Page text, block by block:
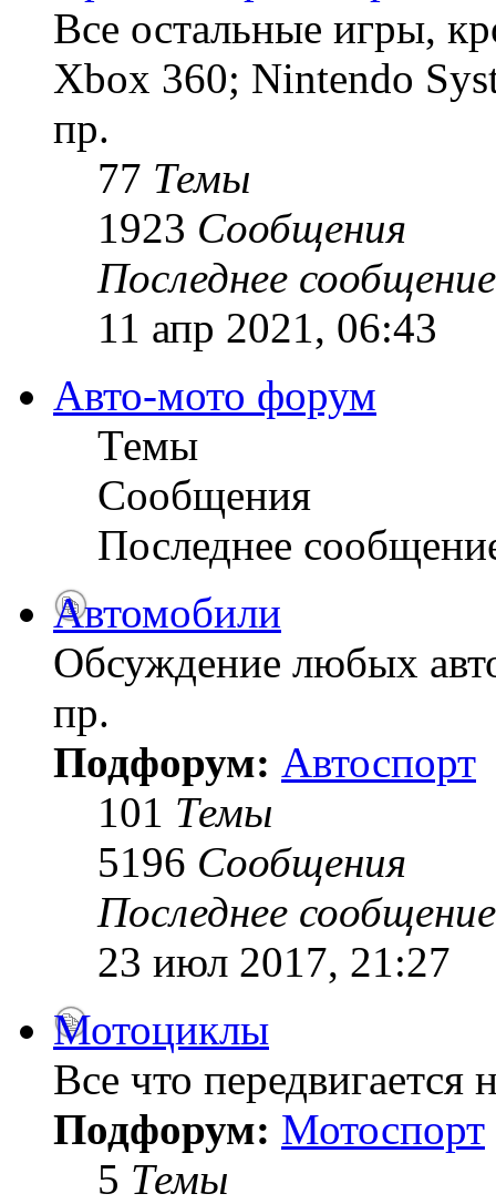
Все остальные игры,
Xbox 360; Nintendo
пр.
77 Темы
1923 Сообщения
Последнее сообщение
11 апр 2021, 06:43
Авто-мото форум
Темы
Сообщения
Последнее
Автомобили
Обсуждение любых
пр.
Подфорум: Автоспорт
101 Темы
5196 Сообщения
Последнее сообщение
23 июл 2017, 21:27
Мотоциклы
Все что передвигается
Подфорум: Мотоспорт
5 Темы